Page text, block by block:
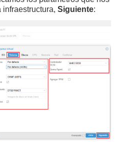
infraestructura,Siguiente: